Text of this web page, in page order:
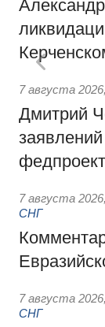
7 августа 2026,
Дмитрий
7 августа 2026,
СНГ
7 августа 2026,
СНГ